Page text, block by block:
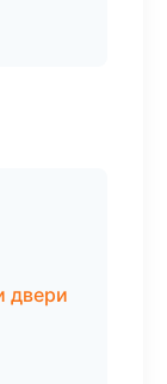
двери